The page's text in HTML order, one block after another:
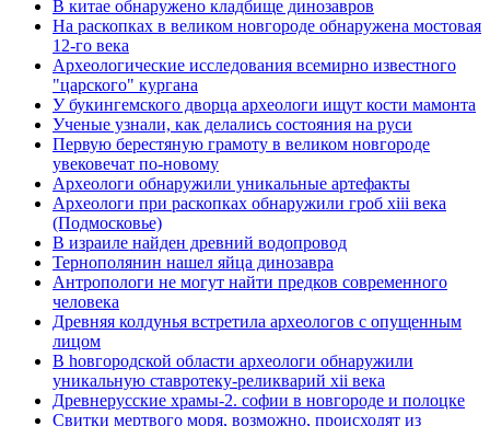
В китае обнаружено кладбище динозавров
На раскопках в великом новгороде обнаружена мостовая
12-го века
Археологические исследования всемирно известного
"царского" кургана
У букингемского дворца археологи ищут кости мамонта
Ученые узнали, как делались состояния на руси
Первую берестяную грамоту в великом новгороде
увековечат по-новому
Археологи обнаружили уникальные артефакты
Археологи при раскопках обнаружили гроб xiii века
(Подмосковье)
В израиле найден древний водопровод
Тернополянин нашел яйца динозавра
Антропологи не могут найти предков современного
человека
Древняя колдунья встретила археологов с опущенным
лицом
В hовгородской области археологи обнаружили
уникальную ставротеку-реликварий xii века
Древнерусские храмы-2. софии в новгороде и полоцке
Свитки мертвого моря, возможно, происходят из